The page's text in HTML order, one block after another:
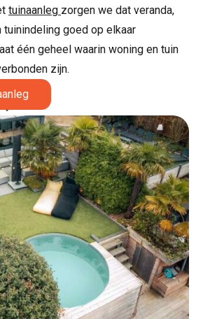
tuinaanleg zorgen we dat veranda,
goed op elkaar
één geheel waarin woning en tuin
zijn.